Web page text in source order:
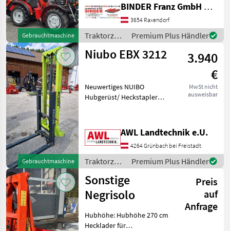
Gebrauchtmaschine
Steuergerät, Hydraulische
Neigungsverstellung,
Hydraulische
Seitenverstellung EcoL
BINDER Franz GmbH & CoKG
3654 Raxendorf
Traktorzubehör
/ Sonstige
Premium Plus Händler
Gebrauchtmaschine
Niubo EBX 3212
3.940
€
MwSt nicht
ausweisbar
Neuwertiges NUIBO
Hubgerüst/ Heckstapler
Tragkraft 1200kg,
Eigengewicht 420kg, 2
Hubketten, klappbare und
verstellbare Ga
AWL Landtechnik e.U.
4264 Grünbach bei Freistadt
Traktorzubehör
/ Niubo
Premium Plus Händler
Sonstige
Negrisolo
Preis
auf
Anfrage
Hubhöhe: Hubhöhe 270 cm
Hecklader für